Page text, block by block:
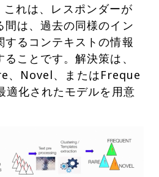
れは、レスポンダーが
間は、過去の同様のイン
するコンテキストの情報
ことです。解決策は、
、Novel、またはFreque
適化されたモデルを用意